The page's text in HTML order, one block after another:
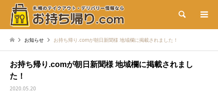
検索
お知らせ お持ち帰り.comが朝日新聞様 地域欄に掲載されました！
お持ち帰り.comが朝日新聞様 地域欄に掲載されまし
た！
2020.05.20